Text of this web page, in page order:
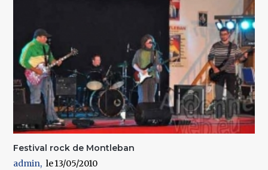
Festival rock de Montleban
admin
13/05/2010